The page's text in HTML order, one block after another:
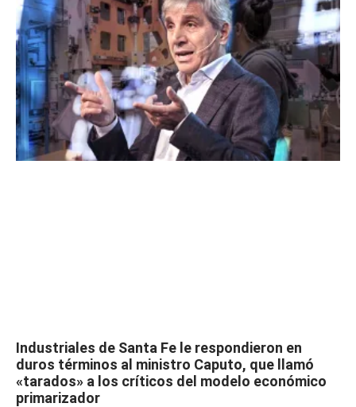
Industriales de Santa Fe le respondieron en
duros términos al ministro Caputo, que llamó
«tarados» a los críticos del modelo económico
primarizador